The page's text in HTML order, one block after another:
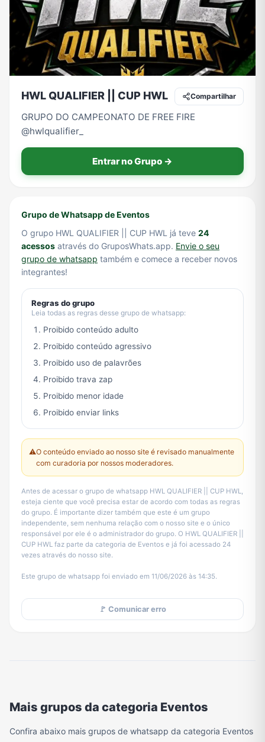
Receitas Redes Sociais Religião Shitpost
Vídeos
HWL QUALIFIER || CUP HWL Compartilhar
GRUPO DO CAMPEONATO DE FREE FIRE
@hwlqualifier_
Entrar no Grupo →
Grupo de Whatsapp de Eventos
O grupo HWL QUALIFIER || CUP HWL já teve 24
acessos através do GruposWhats.app. Envie o seu
grupo de whatsapp também e comece a receber novos
integrantes!
Regras do grupo
Leia todas as regras desse grupo de whatsapp:
Proibido conteúdo adulto
Proibido conteúdo agressivo
Proibido uso de palavrões
Proibido trava zap
Proibido menor idade
Proibido enviar links
⚠️O conteúdo enviado ao nosso site é revisado manualmente
com curadoria por nossos moderadores.
Antes de acessar o grupo de whatsapp HWL QUALIFIER || CUP HWL,
esteja ciente que você precisa estar de acordo com todas as regras
do grupo. É importante dizer também que este é um grupo
independente, sem nenhuma relação com o nosso site e o único
responsável por ele é o administrador do grupo. O HWL QUALIFIER ||
CUP HWL faz parte da categoria de Eventos e já foi acessado 24
vezes através do nosso site.
Este grupo de whatsapp foi enviado em 11/06/2026 às 14:35.
🚩 Comunicar erro
Mais grupos da categoria Eventos
Confira abaixo mais grupos de whatsapp da categoria Eventos